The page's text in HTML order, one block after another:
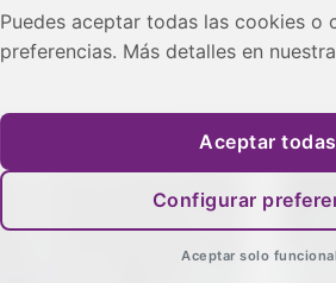
Puedes aceptar todas las cookies o
preferencias. Más detalles en nuestra
Aceptar todas
Configurar
Aceptar solo